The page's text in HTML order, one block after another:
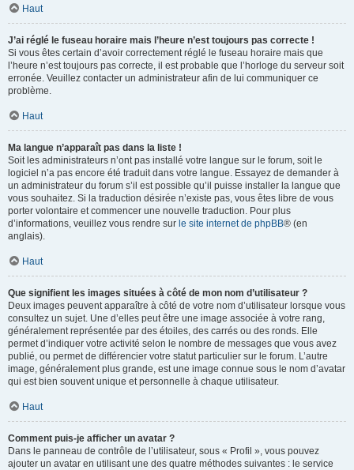
Haut
J’ai réglé le fuseau horaire mais l’heure n’est toujours pas correcte !
Si vous êtes certain d’avoir correctement réglé le fuseau horaire mais que
l’heure n’est toujours pas correcte, il est probable que l’horloge du serveur soit
erronée. Veuillez contacter un administrateur afin de lui communiquer ce
problème.
Haut
Ma langue n’apparaît pas dans la liste !
Soit les administrateurs n’ont pas installé votre langue sur le forum, soit le
logiciel n’a pas encore été traduit dans votre langue. Essayez de demander à
un administrateur du forum s’il est possible qu’il puisse installer la langue que
vous souhaitez. Si la traduction désirée n’existe pas, vous êtes libre de vous
porter volontaire et commencer une nouvelle traduction. Pour plus
d’informations, veuillez vous rendre sur le site internet de phpBB® (en
anglais).
Haut
Que signifient les images situées à côté de mon nom d’utilisateur ?
Deux images peuvent apparaître à côté de votre nom d’utilisateur lorsque vous
consultez un sujet. Une d’elles peut être une image associée à votre rang,
généralement représentée par des étoiles, des carrés ou des ronds. Elle
permet d’indiquer votre activité selon le nombre de messages que vous avez
publié, ou permet de différencier votre statut particulier sur le forum. L’autre
image, généralement plus grande, est une image connue sous le nom d’avatar
qui est bien souvent unique et personnelle à chaque utilisateur.
Haut
Comment puis-je afficher un avatar ?
Dans le panneau de contrôle de l’utilisateur, sous « Profil », vous pouvez
ajouter un avatar en utilisant une des quatre méthodes suivantes : le service